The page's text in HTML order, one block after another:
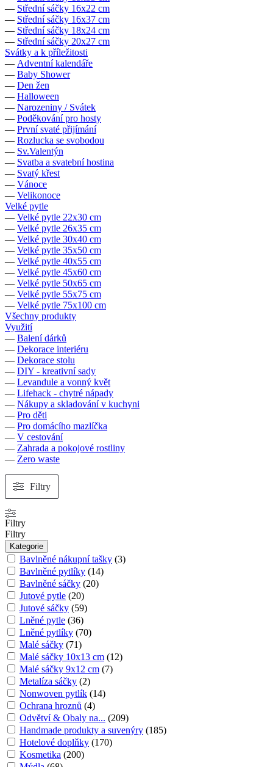
— Střední sáčky 16x22 cm
— Střední sáčky 16x37 cm
— Střední sáčky 18x24 cm
— Střední sáčky 20x27 cm
Svátky a k příležitosti
— Adventní kalendáře
— Baby Shower
— Den žen
— Halloween
— Narozeniny / Svátek
— Poděkování pro hosty
— První svaté přijímání
— Rozlucka se svobodou
— Sv.Valentýn
— Svatba a svatební hostina
— Svatý křest
— Vánoce
— Velikonoce
Velké pytle
— Velké pytle 22x30 cm
— Velké pytle 26x35 cm
— Velké pytle 30x40 cm
— Velké pytle 35x50 cm
— Velké pytle 40x55 cm
— Velké pytle 45x60 cm
— Velké pytle 50x65 cm
— Velké pytle 55x75 cm
— Velké pytle 75x100 cm
Všechny produkty
Využití
— Balení dárků
— Dekorace interiéru
— Dekorace stolu
— DIY - kreativní sady
— Levandule a vonný květ
— Lifehack - chytré nápady
— Nákupy a skladování v kuchyni
— Pro děti
— Pro domácího mazlíčka
— V cestování
— Zahrada a pokojové rostliny
— Zero waste
Filtry
Filtry
Filtry
Kategorie
Bavlněné nákupní tašky (3)
Bavlněné pytlíky (14)
Bavlněné sáčky (20)
Jutové pytle (20)
Jutové sáčky (59)
Lněné pytle (36)
Lněné pytlíky (70)
Malé sáčky (71)
Malé sáčky 10x13 cm (12)
Malé sáčky 9x12 cm (7)
Metalíza sáčky (2)
Nonwoven pytlík (14)
Ochrana hroznů (4)
Odvětví & Obaly na... (209)
Handmade produkty a suvenýry (185)
Hotelové doplňky (170)
Kosmetika (200)